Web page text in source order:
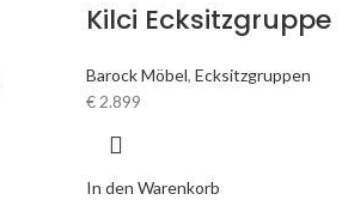
Kilci Ecksitzgruppe
Barock Möbel, Ecksitzgruppen
€2.899
In den Warenkorb